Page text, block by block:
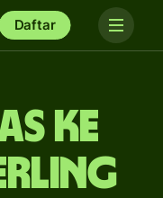
Daftar
ke